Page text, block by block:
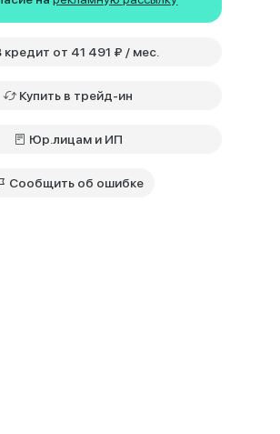
В кредит от 41 491 ₽ / мес.
Купить в трейд-ин
Юр.лицам и ИП
Сообщить об ошибке